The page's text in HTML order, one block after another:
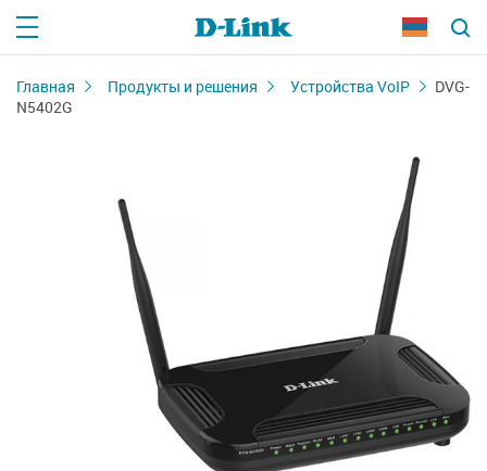
Главная Продукты и решения Устройства VoIP
DVG-
N5402G